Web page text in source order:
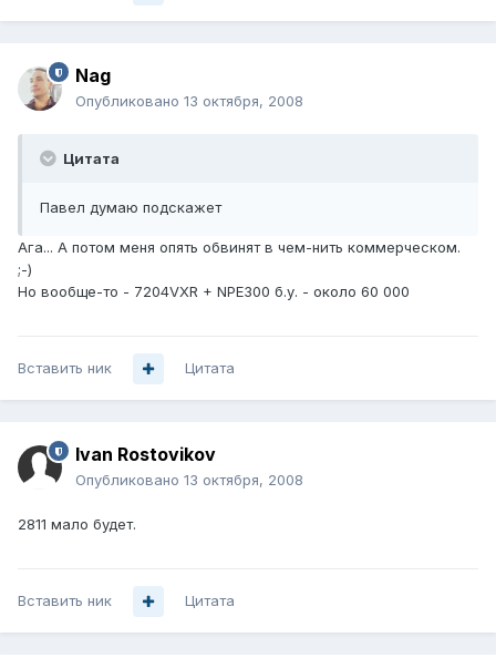
Nag
Опубликовано 13 октября, 2008
Цитата
Павел думаю подскажет
Ага... А потом меня опять обвинят в чем-нить коммерческом.
;-)
Но вообще-то - 7204VXR + NPE300 б.у. - около 60 000
Вставить ник Цитата
Ivan Rostovikov
Опубликовано 13 октября, 2008
2811 мало будет.
Вставить ник Цитата